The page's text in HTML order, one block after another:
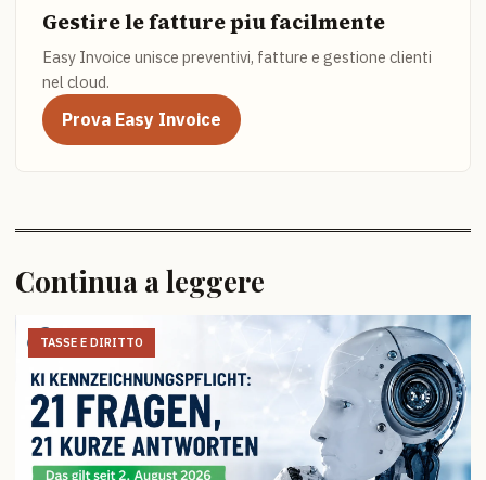
Gestire le fatture piu facilmente
Easy Invoice unisce preventivi, fatture e gestione clienti
nel cloud.
Prova Easy Invoice
Continua a leggere
TASSE E DIRITTO